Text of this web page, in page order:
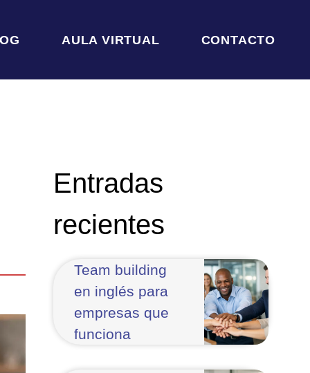
AULA VIRTUAL CONTACTO
Entradas
recientes
Team building
en inglés para
empresas que
funciona